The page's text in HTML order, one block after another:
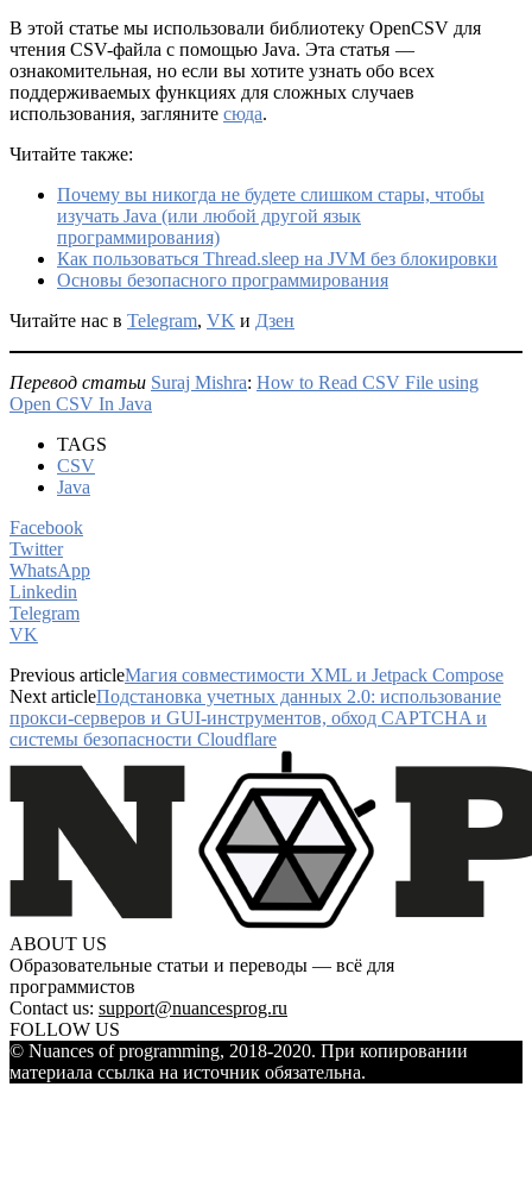
В этой статье мы использовали библиотеку OpenCSV для
чтения CSV-файла с помощью Java. Эта статья —
ознакомительная, но если вы хотите узнать обо всех
поддерживаемых функциях для сложных случаев
использования, загляните сюда.
Читайте также:
Почему вы никогда не будете слишком стары, чтобы
изучать Java (или любой другой язык
программирования)
Как пользоваться Thread.sleep на JVM без блокировки
Основы безопасного программирования
Читайте нас в Telegram, VK и Дзен
Перевод статьи Suraj Mishra: How to Read CSV File using
Open CSV In Java
TAGS
CSV
Java
Facebook
Twitter
WhatsApp
Linkedin
Telegram
VK
Previous articleМагия совместимости XML и Jetpack Compose
Next articleПодстановка учетных данных 2.0: использование
прокси-серверов и GUI-инструментов, обход CAPTCHA и
системы безопасности Cloudflare
ABOUT US
Образовательные статьи и переводы — всё для
программистов
Contact us: support@nuancesprog.ru
FOLLOW US
© Nuances of programming, 2018-2020. При копировании
материала ссылка на источник обязательна.